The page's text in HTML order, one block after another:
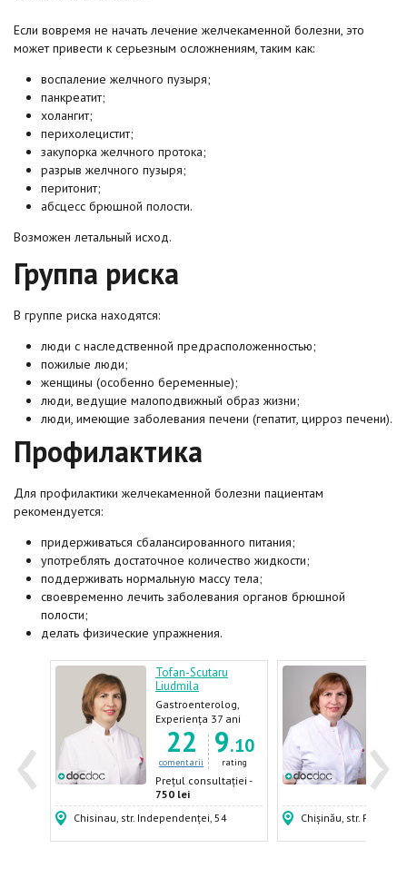
Если вовремя не начать лечение желчекаменной болезни, это
может привести к серьезным осложнениям, таким как:
воспаление желчного пузыря;
панкреатит;
холангит;
перихолецистит;
закупорка желчного протока;
разрыв желчного пузыря;
перитонит;
абсцесс брюшной полости.
Возможен летальный исход.
Группа риска
В группе риска находятся:
люди с наследственной предрасположенностью;
пожилые люди;
женщины (особенно беременные);
люди, ведущие малоподвижный образ жизни;
люди, имеющие заболевания печени (гепатит, цирроз печени).
Профилактика
Для профилактики желчекаменной болезни пациентам
рекомендуется:
придерживаться сбалансированного питания;
употреблять достаточное количество жидкости;
поддерживать нормальную массу тела;
своевременно лечить заболевания органов брюшной
полости;
делать физические упражнения.
‹ ›
-
Tofan-Scutaru
Liudmila
Gastroenterolog,
Hepatolog
Experiența 37 ani
22
comentarii
9.10
rating
Prețul consultației -
750 lei
Chisinau, str. Independenței, 54
Chișinău, str. Puskin,